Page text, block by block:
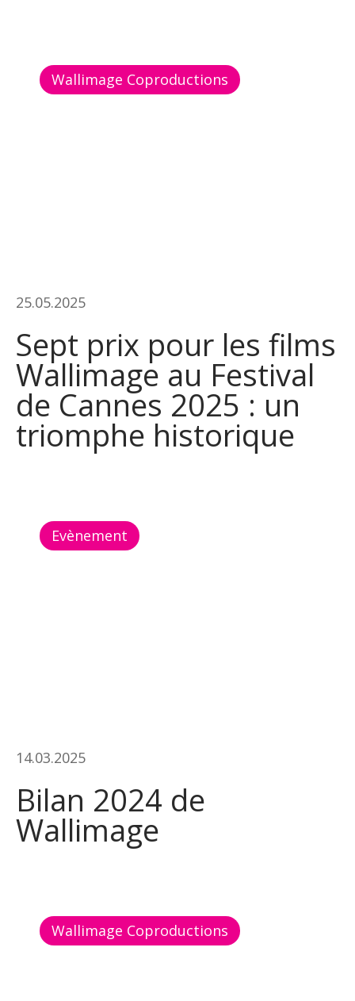
Wallimage Coproductions
25.05.2025
Sept prix pour les films
Wallimage au Festival
de Cannes 2025 : un
triomphe historique
Evènement
14.03.2025
Bilan 2024 de
Wallimage
Wallimage Coproductions